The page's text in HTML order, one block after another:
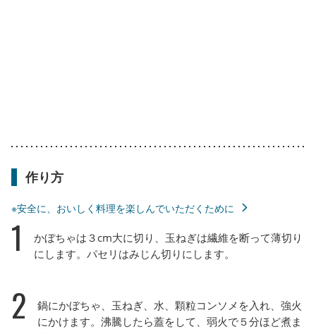
作り方
※安全に、おいしく料理を楽しんでいただくために
1
かぼちゃは３cm大に切り、玉ねぎは繊維を断って薄切り
にします。パセリはみじん切りにします。
2
鍋にかぼちゃ、玉ねぎ、水、顆粒コンソメを入れ、強火
にかけます。沸騰したら蓋をして、弱火で５分ほど煮ま